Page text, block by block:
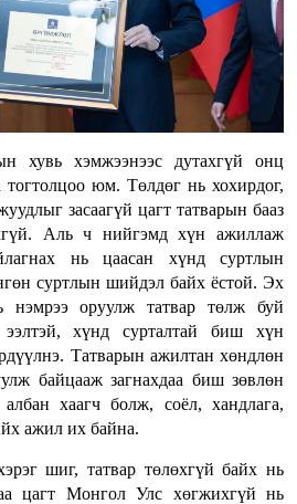
хувь хэмжээнээс дутахгүй онц
тогтолцоо юм. Төлдөг нь хохирдог,
засаагүй цагт татварын бааз
Аль ч нийгэмд хүн ажиллаж
нь цаасан хүнд суртлын
суртлын шийдэл байх ёстой. Эх
нэмрээ оруулж татвар төлж буй
хүнд сурталтай биш хүн
Татварын ажилтан хөндлөн
байцааж загнахдаа биш зөвлөн
хаагч болж, соёл, хандлага,
ажил их байна.
шиг, татвар төлөхгүй байх нь
цагт Монгол Улс хөгжихгүй нь